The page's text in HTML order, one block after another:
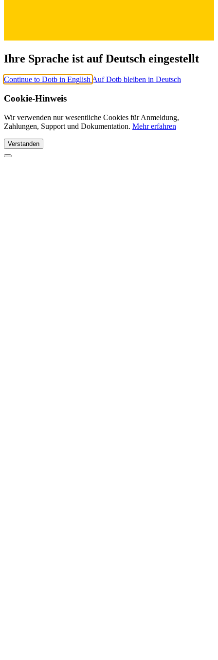
Ihre Sprache ist auf Deutsch eingestellt
Continue to Dotb in English Auf Dotb bleiben in Deutsch
Cookie-Hinweis
Wir verwenden nur wesentliche Cookies für Anmeldung,
Zahlungen, Support und Dokumentation. Mehr erfahren
Verstanden